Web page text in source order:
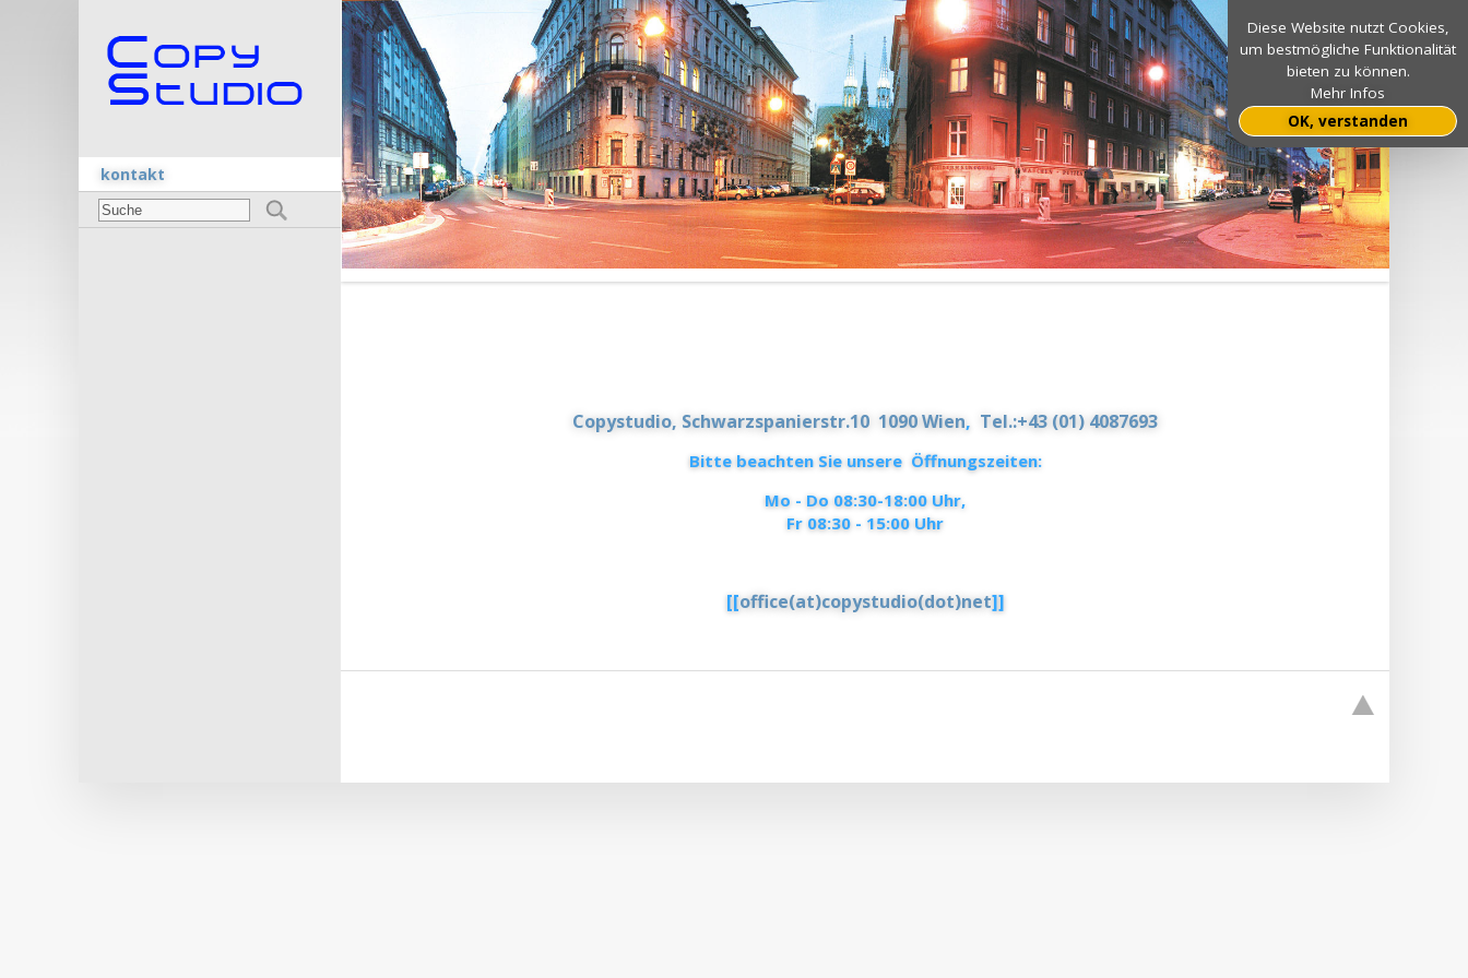
kontakt
Copystudio, Schwarzspanierstr.10 1090 Wien, Tel.:+43 (01) 4087693
Bitte beachten Sie unsere Öffnungszeiten:
Mo - Do 08:30-18:00 Uhr,
Fr 08:30 - 15:00 Uhr
[[office(at)copystudio(dot)net]]
Diese Website nutzt Cookies,
um bestmögliche Funktionalität
bieten zu können.
Mehr Infos
OK, verstanden